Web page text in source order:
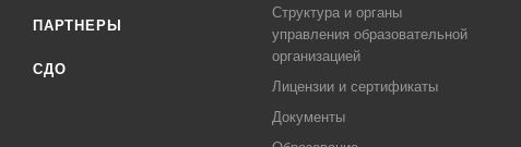
ПАРТНЕРЫ
СДО
Структура и органы
управления образовательной
организацией
Лицензии и сертификаты
Документы